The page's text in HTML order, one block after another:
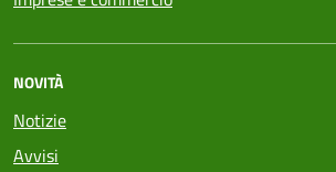
NOVITÀ
Notizie
Avvisi